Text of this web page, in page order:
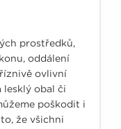
prostředků,
oddálení
ovlivní
lesklý obal či
poškodit i
že všichni